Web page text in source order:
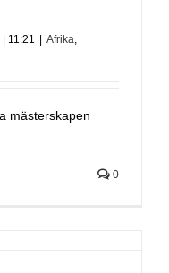
11:21 | Afrika,
mästerskapen
0